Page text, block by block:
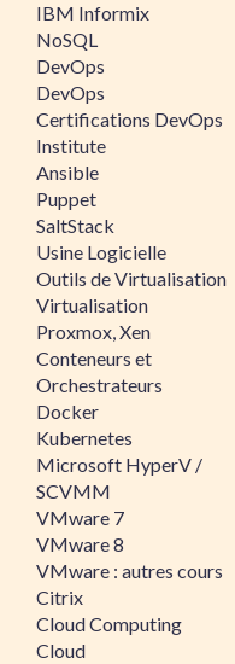
IBM Informix
NoSQL
DevOps
DevOps
Certifications DevOps
Institute
Ansible
Puppet
SaltStack
Usine Logicielle
Outils de Virtualisation
Virtualisation
Proxmox, Xen
Conteneurs et
Orchestrateurs
Docker
Kubernetes
Microsoft HyperV /
SCVMM
VMware 7
VMware 8
VMware : autres cours
Citrix
Cloud Computing
Cloud